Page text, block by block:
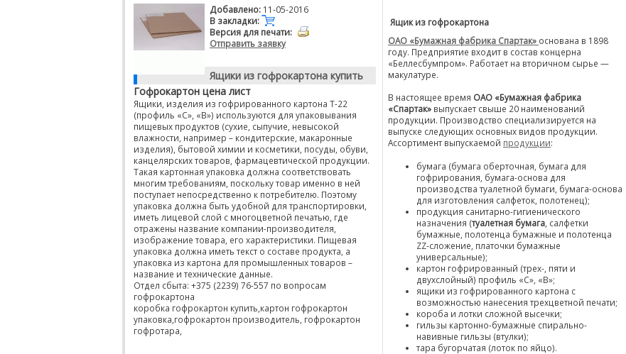
Добавлено: 11-05-2016
В закладки:
Версия для печати:
Отправить заявку
Ящики из гофрокартона купить
Гофрокартон цена лист
Ящики, изделия из гофрированного картона Т-22
(профиль «С», «В») используются для упаковывания
пищевых продуктов (сухие, сыпучие, невысокой
влажности, например – кондитерские, макаронные
изделия), бытовой химии и косметики, посуды, обуви,
канцелярских товаров, фармацевтической продукции.
Такая картонная упаковка должна соответствовать
многим требованиям, поскольку товар именно в ней
поступает непосредственно к потребителю. Поэтому
упаковка должна быть удобной для транспортировки,
иметь лицевой слой с многоцветной печатью, где
отражены название компании-производителя,
изображение товара, его характеристики. Пищевая
упаковка должна иметь текст о составе продукта, а
упаковка из картона для промышленных товаров –
название и технические данные.
Отдел сбыта: +375 (2239) 76-557 по вопросам
гофрокартона
коробка гофрокартон купить,картон гофрокартон
упаковка,гофрокартон производитель, гофрокартон
гофротара,
Ящик из гофрокартона
ОАО «Бумажная фабрика Спартак» основана в 1898
году. Предприятие входит в состав концерна
«Беллесбумпром». Работает на вторичном сырье —
макулатуре.
В настоящее время ОАО «Бумажная фабрика
«Спартак» выпускает свыше 20 наименований
продукции. Производство специализируется на
выпуске следующих основных видов продукции.
Ассортимент выпускаемой продукции:
бумага (бумага оберточная, бумага для
гофрирования, бумага-основа для
производства туалетной бумаги, бумага-основа
для изготовления салфеток, полотенец);
продукция санитарно-гигиенического
назначения (туалетная бумага , салфетки
бумажные, полотенца бумажные и полотенца
ZZ-сложение, платочки бумажные
универсальные);
картон гофрированный (трех-, пяти и
двухслойный) профиль «С», «В»;
ящики из гофрированного картона с
возможностью нанесения трехцветной печати;
короба и лотки сложной высечки;
гильзы картонно-бумажные спирально-
навивные гильзы (втулки);
тара бугорчатая (лоток по яйцо).